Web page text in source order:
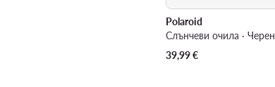
Polaroid
Слънчеви очила · Черен
39,99€